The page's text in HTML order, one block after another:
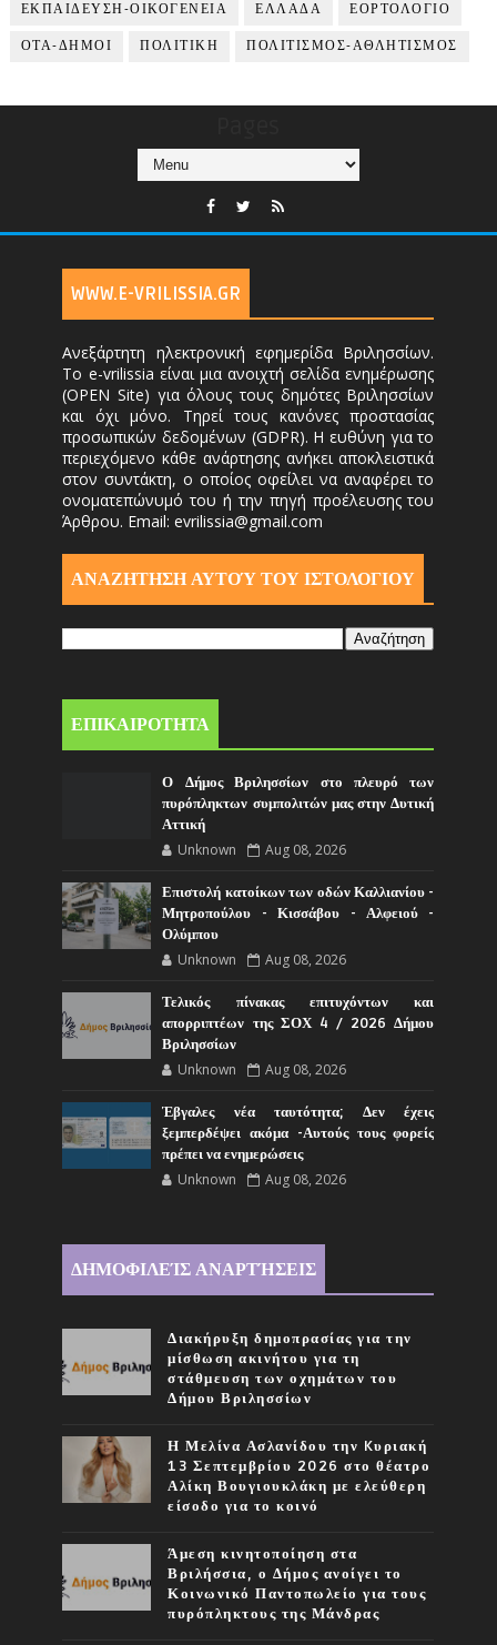
ΕΚΠΑΙΔΕΥΣΗ-ΟΙΚΟΓΕΝΕΙΑ ΕΛΛΑΔΑ ΕΟΡΤΟΛΟΓΙΟ
ΟΤΑ-ΔΗΜΟΙ ΠΟΛΙΤΙΚΗ ΠΟΛΙΤΙΣΜΟΣ-ΑΘΛΗΤΙΣΜΟΣ
WWW.E-VRILISSIA.GR
Ανεξάρτητη ηλεκτρονική εφημερίδα Βριλησσίων.
Το e-vrilissia είναι μια ανοιχτή σελίδα ενημέρωσης
(OPEN Site) για όλους τους δημότες Βριλησσίων
και όχι μόνο. Τηρεί τους κανόνες προστασίας
προσωπικών δεδομένων (GDPR). Η ευθύνη για το
περιεχόμενο κάθε ανάρτησης ανήκει αποκλειστικά
στον συντάκτη, ο οποίος οφείλει να αναφέρει το
ονοματεπώνυμό του ή την πηγή προέλευσης του
Άρθρου. Email: evrilissia@gmail.com
ΑΝΑΖΗΤΗΣΗ ΑΥΤΟΎ ΤΟΥ ΙΣΤΟΛΟΓΙΟΥ
ΕΠΙΚΑΙΡΟΤΗΤΑ
Ο Δήμος Βριλησσίων στο πλευρό των
πυρόπληκτων συμπολιτών μας στην Δυτική
Αττική
Unknown Aug 08, 2026
Επιστολή κατοίκων των οδών Καλλιανίου -
Μητροπούλου - Κισσάβου - Αλφειού -
Ολύμπου
Unknown Aug 08, 2026
Τελικός πίνακας επιτυχόντων και
απορριπτέων της ΣΟΧ 4 / 2026 Δήμου
Βριλησσίων
Unknown Aug 08, 2026
Έβγαλες νέα ταυτότητα; Δεν έχεις
ξεμπερδέψει ακόμα -Αυτούς τους φορείς
πρέπει να ενημερώσεις
Unknown Aug 08, 2026
ΔΗΜΟΦΙΛΕΊΣ ΑΝΑΡΤΉΣΕΙΣ
Διακήρυξη δημοπρασίας για την
μίσθωση ακινήτου για τη
στάθμευση των οχημάτων του
Δήμου Βριλησσίων
Η Μελίνα Ασλανίδου την Kυριακή
13 Σεπτεμβρίου 2026 στο θέατρο
Αλίκη Βουγιουκλάκη με ελεύθερη
είσοδο για το κοινό
Άμεση κινητοποίηση στα
Βριλήσσια, ο Δήμος ανοίγει το
Κοινωνικό Παντοπωλείο για τους
πυρόπληκτους της Μάνδρας